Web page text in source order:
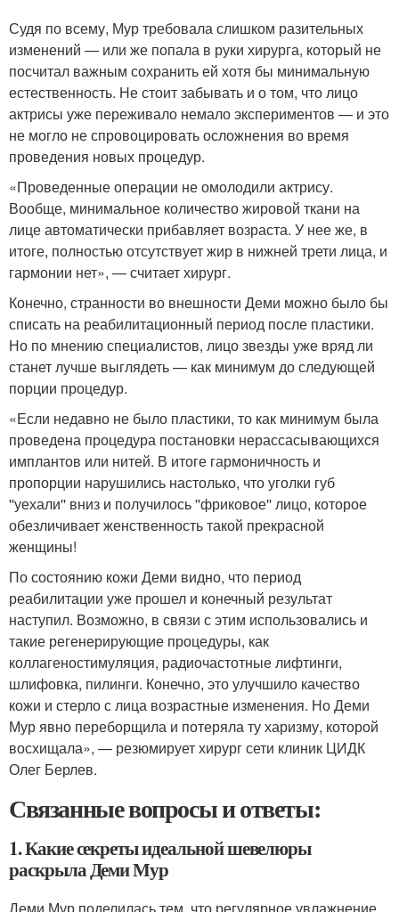
Судя по всему, Мур требовала слишком разительных
изменений — или же попала в руки хирурга, который не
посчитал важным сохранить ей хотя бы минимальную
естественность. Не стоит забывать и о том, что лицо
актрисы уже переживало немало экспериментов — и это
не могло не спровоцировать осложнения во время
проведения новых процедур.
«Проведенные операции не омолодили актрису.
Вообще, минимальное количество жировой ткани на
лице автоматически прибавляет возраста. У нее же, в
итоге, полностью отсутствует жир в нижней трети лица, и
гармонии нет», — считает хирург.
Конечно, странности во внешности Деми можно было бы
списать на реабилитационный период после пластики.
Но по мнению специалистов, лицо звезды уже вряд ли
станет лучше выглядеть — как минимум до следующей
порции процедур.
«Если недавно не было пластики, то как минимум была
проведена процедура постановки нерассасывающихся
имплантов или нитей. В итоге гармоничность и
пропорции нарушились настолько, что уголки губ
''уехали'' вниз и получилось ''фриковое'' лицо, которое
обезличивает женственность такой прекрасной
женщины!
По состоянию кожи Деми видно, что период
реабилитации уже прошел и конечный результат
наступил. Возможно, в связи с этим использовались и
такие регенерирующие процедуры, как
коллагеностимуляция, радиочастотные лифтинги,
шлифовка, пилинги. Конечно, это улучшило качество
кожи и стерло с лица возрастные изменения. Но Деми
Мур явно переборщила и потеряла ту харизму, которой
восхищала», — резюмирует хирург сети клиник ЦИДК
Олег Берлев.
Связанные вопросы и ответы:
1. Какие секреты идеальной шевелюры
раскрыла Деми Мур